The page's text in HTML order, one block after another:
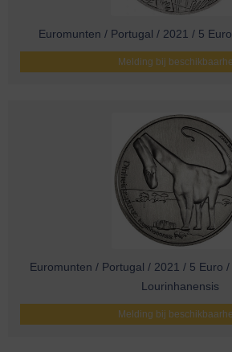
Euromunten / Portugal / 2021 / 5
Melding bij
Euromunten / Portugal / 2021 / 5 Euro
Lourinhanensis
Melding bij